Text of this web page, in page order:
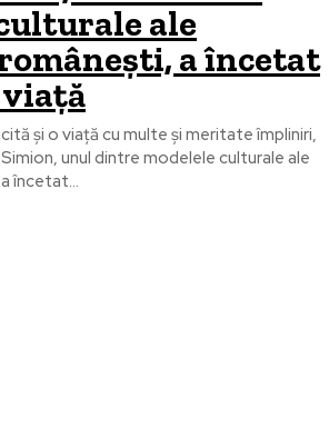
ale
a încetat
și o viață cu multe și meritate împliniri,
unul dintre modelele culturale ale
încetat...